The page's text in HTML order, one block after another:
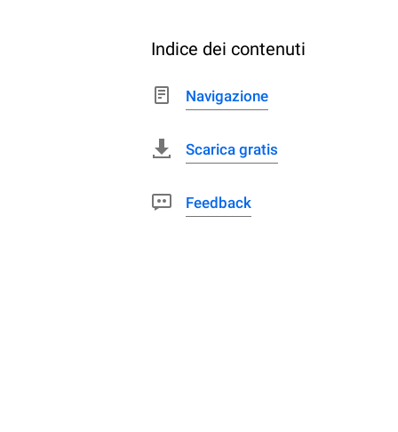
Indice dei contenuti
Navigazione
Scarica gratis
Feedback